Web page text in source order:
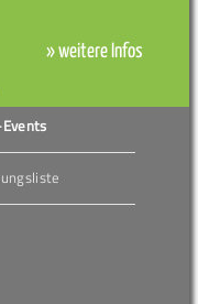
» weitere Infos